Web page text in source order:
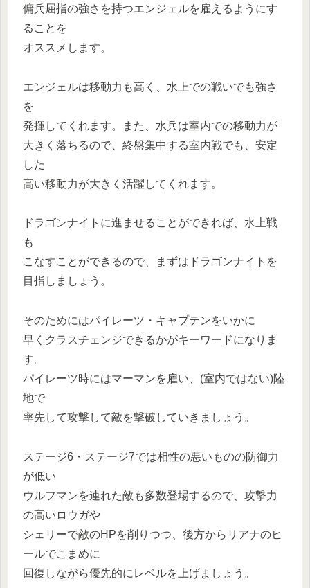
傭兵屈指の強さを持つエンジェルを雇えるようにす
ることを
オススメします。
エンジェルは移動力も高く、水上での戦いでも強さ
を
発揮してくれます。また、水兵は室内での移動力が
大きく落ちるので、終盤集中する室内戦でも、安定
した
高い移動力が大きく活躍してくれます。
ドラゴンナイトに進ませることができれば、水上戦
も
こなすことができるので、まずはドラゴンナイトを
目指しましょう。
そのためにはパイレーツ・キャプテンをいかに
早くクラスチェンジできるかがキーワードになりま
す。
パイレーツ時にはマーマンを雇い、(室内ではない)陸
地で
率先して攻撃して敵を撃破していきましょう。
ステージ6・ステージ7では相性の悪いものの防御力
が低い
ウルフマンを連れた敵も多数登場するので、攻撃力
の高いロウガや
シェリーで敵のHPを削りつつ、後方からリアナのヒ
ールでこまめに
回復しながら優先的にレベルを上げましょう。